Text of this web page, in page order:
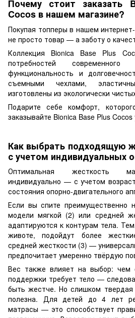
Почему стоит заказать
Cocos в нашем магазине?
Покупая топперы в нашем
не просто товар — а заботу о
Коллекция Bionica Base Plus
потребностей
функциональность и
съемными чехлами,
изготовлены из экологически
Подарите себе комфорт,
заказывайте Bionica Base Plus
Как выбрать подходящую
с учетом индивидуальных
Оптимальная жесткость
индивидуально — с учетом
состояния опорно-двигательного
Если вы спите преимущественно
модели мягкой (2) или средней
адаптируются к контурам тела.
животе, подойдут более
средней жесткости (3) —
предпочитает умеренно твёрдую
Вес также влияет на выбор:
поддержки требует тело —
быть жестче. Но слишком твердая
полезна. Для детей до 4 лет
матрасы — это способствует